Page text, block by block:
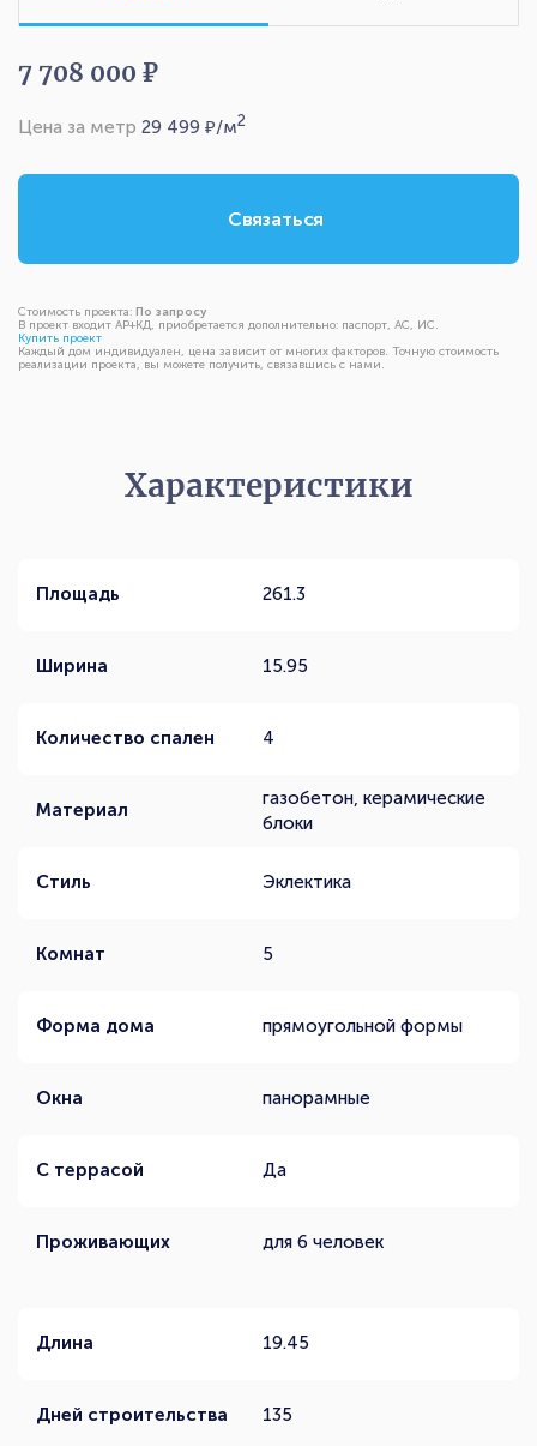
7 708 000 ₽
Цена за метр 29 499 ₽/м2
Связаться
Стоимость проекта: По запросу
В проект входит АР+КД, приобретается дополнительно: паспорт, АС, ИС.
Купить проект
Каждый дом индивидуален, цена зависит от многих факторов. Точную стоимость
реализации проекта, вы можете получить, связавшись с нами.
Характеристики
Площадь 261.3
Ширина 15.95
Количество спален 4
Материал
газобетон, керамические
блоки
Стиль Эклектика
Комнат 5
Форма дома прямоугольной формы
Окна панорамные
С террасой Да
Проживающих для 6 человек
Длина 19.45
Дней строительства 135